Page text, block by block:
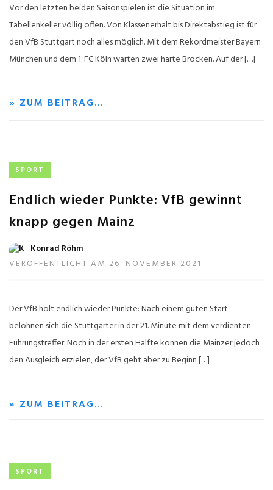
Vor den letzten beiden Saisonspielen ist die Situation im
Tabellenkeller völlig offen. Von Klassenerhalt bis Direktabstieg ist für
den VfB Stuttgart noch alles möglich. Mit dem Rekordmeister Bayern
München und dem 1. FC Köln warten zwei harte Brocken. Auf der […]
» ZUM BEITRAG…
SPORT
Endlich wieder Punkte: VfB gewinnt
knapp gegen Mainz
Konrad Röhm
VERÖFFENTLICHT AM 26. NOVEMBER 2021
Der VfB holt endlich wieder Punkte: Nach einem guten Start
belohnen sich die Stuttgarter in der 21. Minute mit dem verdienten
Führungstreffer. Noch in der ersten Hälfte können die Mainzer jedoch
den Ausgleich erzielen, der VfB geht aber zu Beginn […]
» ZUM BEITRAG…
SPORT